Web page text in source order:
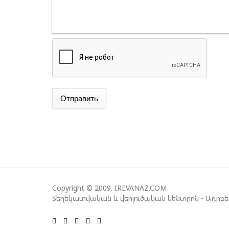
Отправить
Copyright © 2009. IREVANAZ.COM
Տեղեկատվական և վերլուծական կենտրոն -